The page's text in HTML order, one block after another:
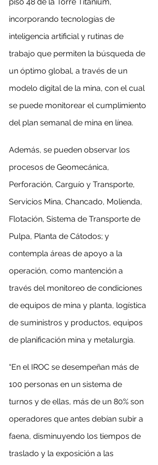
incorporando tecnologías de
inteligencia artificial y rutinas de
trabajo que permiten la búsqueda de
un óptimo global, a través de un
modelo digital de la mina, con el cual
se puede monitorear el cumplimiento
del plan semanal de mina en línea.
Además, se pueden observar los
procesos de Geomecánica,
Perforación, Carguío y Transporte,
Servicios Mina, Chancado, Molienda,
Flotación, Sistema de Transporte de
Pulpa, Planta de Cátodos; y
contempla áreas de apoyo a la
operación, como mantención a
través del monitoreo de condiciones
de equipos de mina y planta, logística
de suministros y productos, equipos
de planificación mina y metalurgia.
“En el IROC se desempeñan más de
100 personas en un sistema de
turnos y de ellas, más de un 80% son
operadores que antes debían subir a
faena, disminuyendo los tiempos de
traslado y la exposición a las